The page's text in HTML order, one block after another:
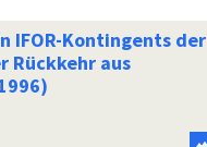
IFOR-Kontingents der
Rückkehr aus